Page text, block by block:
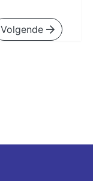
Volgende